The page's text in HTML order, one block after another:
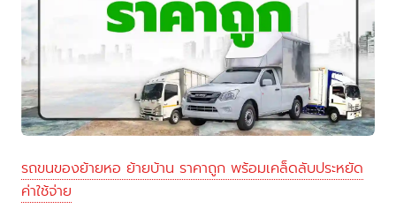
รถขนของย้ายหอ ย้ายบ้าน ราคาถูก พร้อมเคล็ดลับประหยัด
ค่าใช้จ่าย